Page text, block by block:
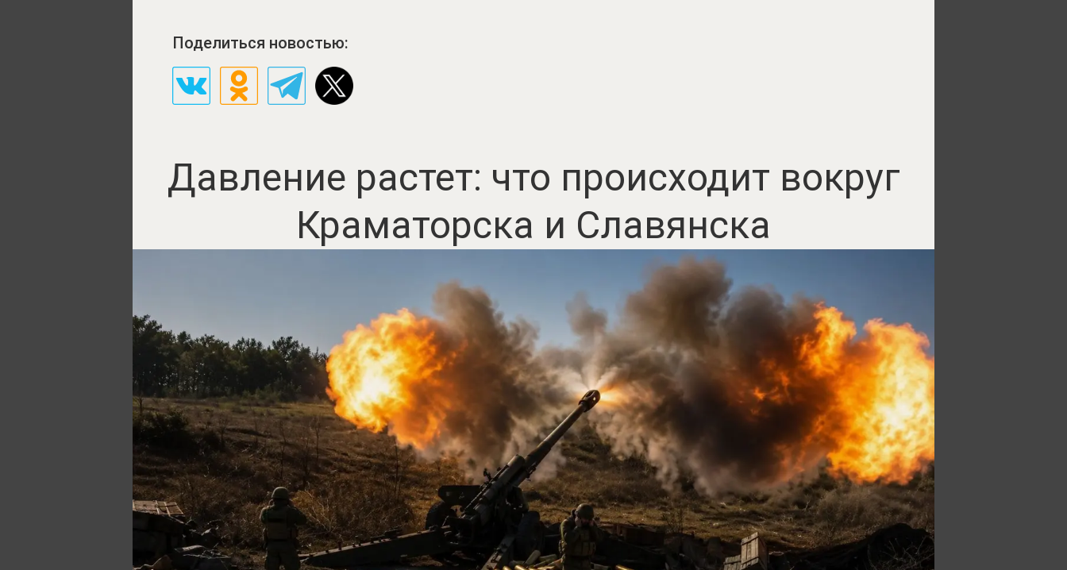
Поделиться новостью:
Давление растет: что происходит вокруг
Краматорска и Славянска